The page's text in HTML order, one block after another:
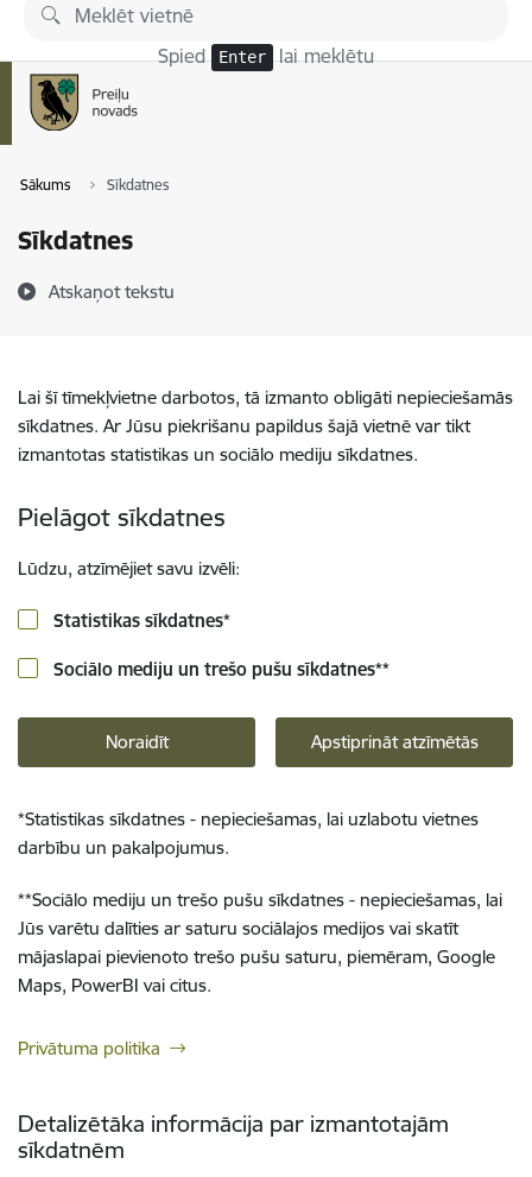
Pāriet uz lapas saturu
Spied Enter lai meklētu
Sākums Sīkdatnes
Sīkdatnes
Atskaņot tekstu
Lai šī tīmekļvietne darbotos, tā izmanto obligāti nepieciešamās
sīkdatnes. Ar Jūsu piekrišanu papildus šajā vietnē var tikt
izmantotas statistikas un sociālo mediju sīkdatnes.
Pielāgot sīkdatnes
Lūdzu, atzīmējiet savu izvēli:
Statistikas sīkdatnes*
Sociālo mediju un trešo pušu sīkdatnes**
Noraidīt Apstiprināt atzīmētās
*Statistikas sīkdatnes - nepieciešamas, lai uzlabotu vietnes
darbību un pakalpojumus.
**Sociālo mediju un trešo pušu sīkdatnes - nepieciešamas, lai
Jūs varētu dalīties ar saturu sociālajos medijos vai skatīt
mājaslapai pievienoto trešo pušu saturu, piemēram, Google
Maps, PowerBI vai citus.
Privātuma politika
Detalizētāka informācija par izmantotajām
sīkdatnēm